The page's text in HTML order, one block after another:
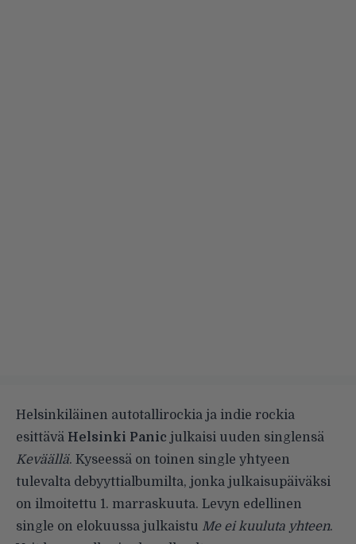
Helsinkiläinen autotallirockia ja indie rockia
esittävä Helsinki Panic julkaisi uuden singlensä
Keväällä. Kyseessä on toinen single yhtyeen
tulevalta debyyttialbumilta, jonka julkaisupäiväksi
on ilmoitettu 1. marraskuuta. Levyn edellinen
single on elokuussa julkaistu Me ei kuuluta yhteen.